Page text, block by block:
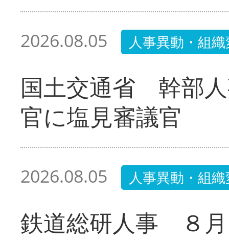
2026.08.05 人事異動・組
国土交通省 幹部
官に塩見審議官
2026.08.05 人事異動・組
鉄道総研人事 ８